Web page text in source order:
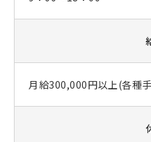
月給300,000円以上(各種